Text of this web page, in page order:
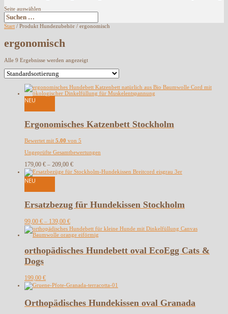
Seite auswählen
Start / Produkt Hundezubehör / ergonomisch
ergonomisch
Alle 9 Ergebnisse werden angezeigt
NEU
Ergonomisches Katzenbett Stockholm
Bewertet mit 5.00 von 5
Ungeprüfte Gesamtbewertungen
179,00 € – 209,00 €
NEU
Ersatzbezug für Hundekissen Stockholm
99,00 € – 139,00 €
orthopädisches Hundebett oval EcoEgg Cats &
Dogs
199,00 €
Orthopädisches Hundekissen oval Granada